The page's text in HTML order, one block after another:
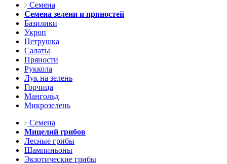
Семена
Семена зелени и пряностей
Базилики
Укроп
Петрушка
Салаты
Пряности
Руккола
Лук на зелень
Горчица
Мангольд
Микрозелень
Семена
Мицелий грибов
Лесные грибы
Шампиньоны
Экзотические грибы